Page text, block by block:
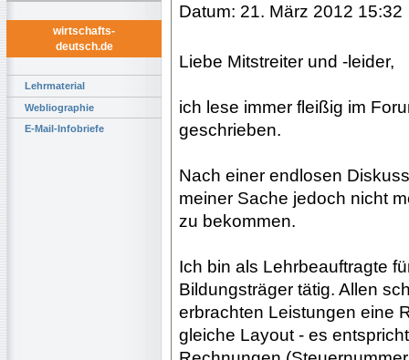
wirtschafts-
deutsch.de
Lehrmaterial
Webliographie
E-Mail-Infobriefe
Datum: 21. März 2012 15:32
Liebe Mitstreiter und -leider,
ich lese immer fleißig im
geschrieben.
Nach einer endlosen
meiner Sache jedoch nicht
zu bekommen.
Ich bin als Lehrbeauftragte
Bildungsträger tätig. Allen
erbrachten Leistungen eine
gleiche Layout - es